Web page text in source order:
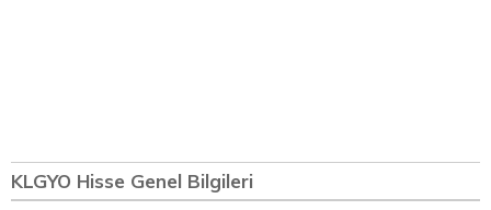
KLGYO Hisse Genel Bilgileri